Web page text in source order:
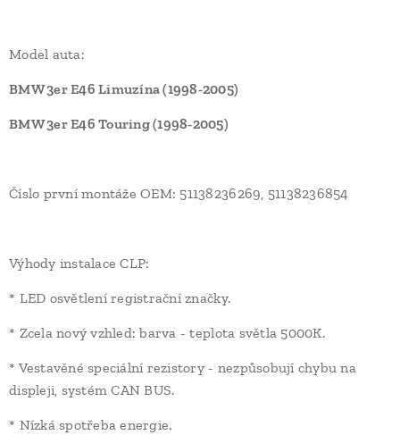
Model auta:
BMW 3er E46 Limuzína (1998-2005)
BMW 3er E46 Touring (1998-2005)
Číslo první montáže OEM: 51138236269, 51138236854
Výhody instalace CLP:
* LED osvětlení registrační značky.
* Zcela nový vzhled: barva - teplota světla 5000K.
* Vestavěné speciální rezistory - nezpůsobují chybu na
displeji, systém CAN BUS.
* Nízká spotřeba energie.